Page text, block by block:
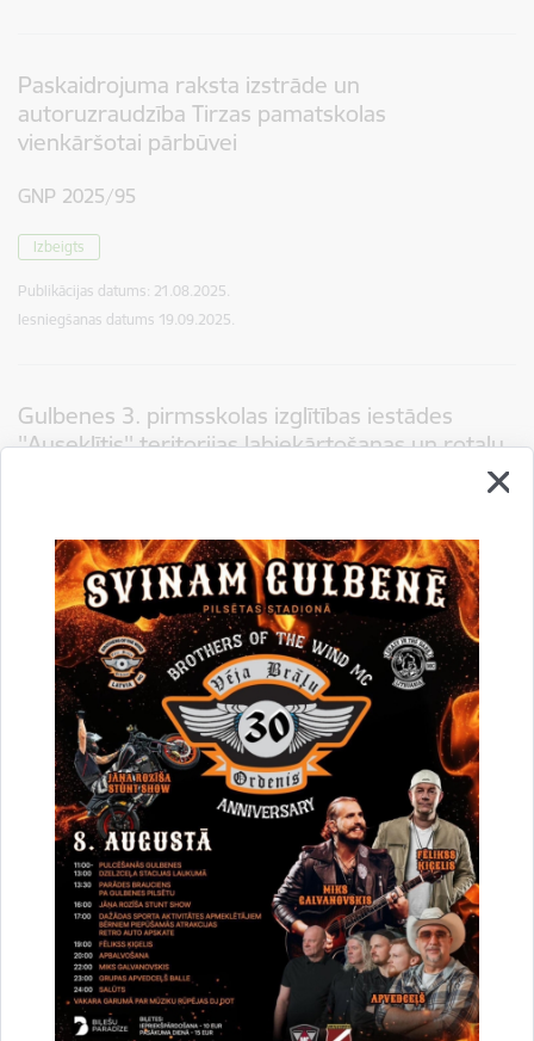
Paskaidrojuma raksta izstrāde un
autoruzraudzība Tirzas pamatskolas
vienkāršotai pārbūvei
GNP 2025/95
Izbeigts
Publikācijas datums: 21.08.2025.
Iesniegšanas datums 19.09.2025.
Gulbenes 3. pirmsskolas izglītības iestādes
''Auseklītis'' teritorijas labiekārtošanas un rotaļu
GNP 2025/98
Izbeigts
Publikācijas datums: 20.08.2025.
Iesniegšanas datums
19.09.2025.
Paskaidrojuma raksta izstrāde un
autoruzraudzība Rankas pamatskolas iekštelpu
vienkāršotai atjaunošanai
Piegādātājs / izpildītājs: ''KOMERCVEIKSMES'' SIA
GNP 2025/96
Noslēgts
Publikācijas datums:
19.08.2025.